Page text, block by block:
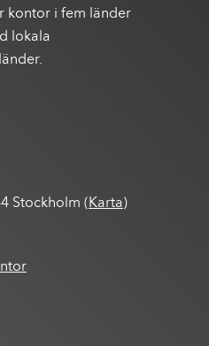
kontor i fem länder
lokala
Stockholm ( Karta)